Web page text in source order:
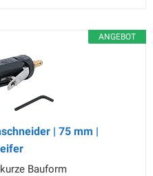
ANGEBOT
| 75 mm |
Bauform